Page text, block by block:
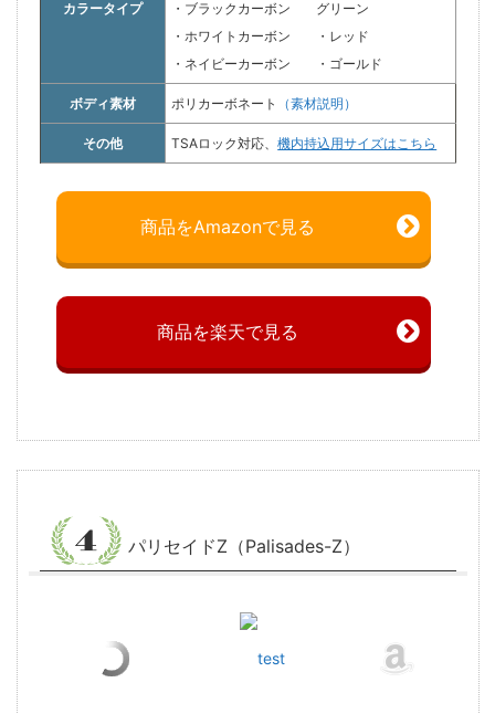
カラータイプ
・ブラックカーボン
・ホワイトカーボン
・ネイビーカーボン
グリーン
・レッド
・ゴールド
ボディ素材 ポリカーボネート （素材説明）
その他 TSAロック対応、機内持込用サイズはこちら
商品をAmazonで見る
商品を楽天で見る
パリセイドZ（Palisades-Z）
test